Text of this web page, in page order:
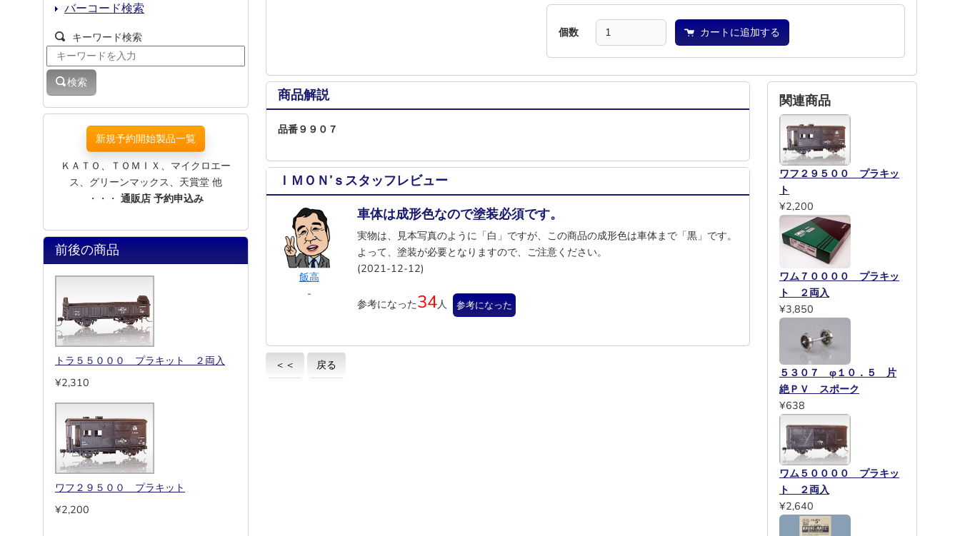
個数 カートに追加する
商品解説
品番９９０７
ＩＭＯＮ’ｓスタッフレビュー
飯高
-
車体は成形色なので塗装必須です。
実物は、見本写真のように「白」ですが、この商品の成形色は車体まで「黒」です。
よって、塗装が必要となりますので、ご注意ください。
(2021-12-12)
参考になった34人 参考になった
＜＜ 戻る
関連商品
ワフ２９５００ プラキッ
ト
¥2,200
ワム７００００ プラキッ
ト ２両入
¥3,850
５３０７ φ１０．５ 片
絶ＰＶ スポーク
¥638
ワム５００００ プラキッ
ト ２両入
¥2,640
バーコード検索
キーワード検索
検索
新規予約開始製品一覧
ＫＡＴＯ、ＴＯＭＩＸ、マイクロエー
ス、グリーンマックス、天賞堂 他
・・・ 通販店 予約申込み
前後の商品
トラ５５０００ プラキット ２両入
¥2,310
ワフ２９５００ プラキット
¥2,200